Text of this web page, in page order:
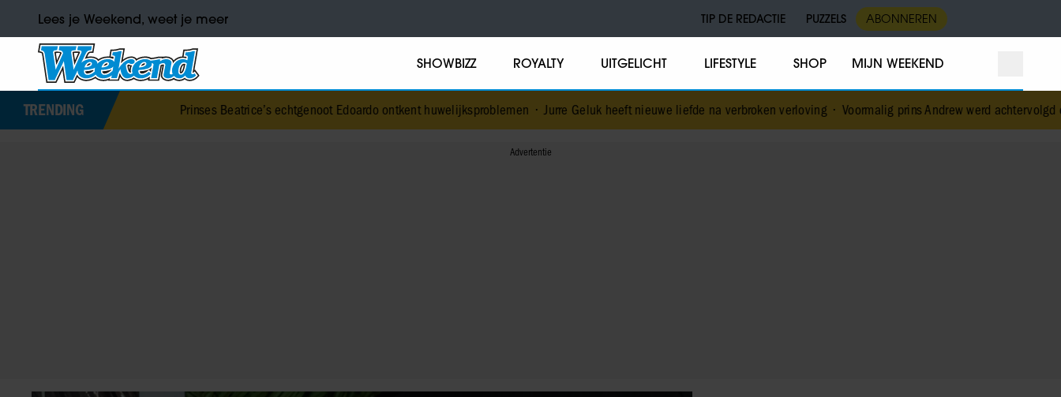
Lees je Weekend, weet je meer TIP DE REDACTIE PUZZELS ABONNEREN
SHOWBIZZ ROYALTY UITGELICHT LIFESTYLE SHOP MIJN WEEKEND
TRENDINGPrinses Beatrice’s echtgenoot Edoardo ontkent huwelijksproblemen•Jurre Geluk heeft nieuwe liefde na verbroken verloving•Voormalig prins Andrew werd achtervolgd door vermeende